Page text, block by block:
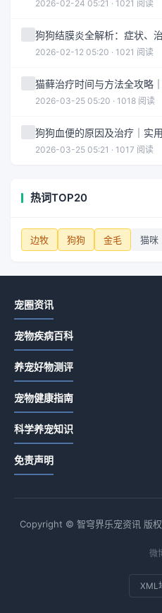
2026-02-24 05:21 · 1021 阅读
狗狗结膜炎全解析：症状、
2026-02-12 05:20 · 1021 阅读
猫藓治疗时间与方法全攻略
2026-03-25 05:20 · 1018 阅读
狗狗血便的原因及治疗｜实
2026-03-25 05:21 · 1017 阅读
热词TOP20
边牧 狗狗 金毛 猫咪
宠圈资讯
宠物疾病百科
养宠好物测评
宠物健康指南
科学养宠知识
免责声明
Copyright © 智穹界乐宠资讯 版
微
XML